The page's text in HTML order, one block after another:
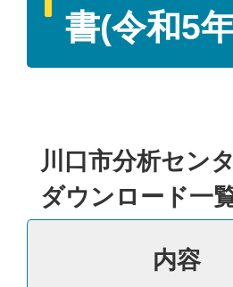
書(令和5
川口市分析セン
ダウンロード一
内容